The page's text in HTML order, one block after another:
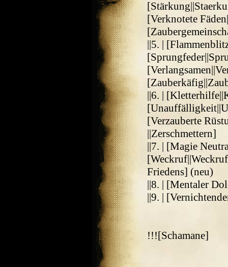
[Verknotete
||5. |
||6. |
[Verzauberte
||Zerschmettern]
||7. | [Magie
Friedens] (neu)
||8. | [Mentaler
||9. |
!!![Schamane]